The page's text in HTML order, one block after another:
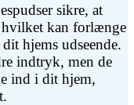
sikre, at
kan forlænge
hjems udseende.
indtryk, men de
ind i dit hjem,